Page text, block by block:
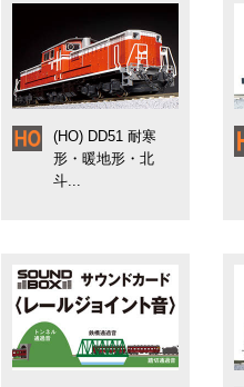
(HO) DD51 耐寒
形・暖地形・北
斗...